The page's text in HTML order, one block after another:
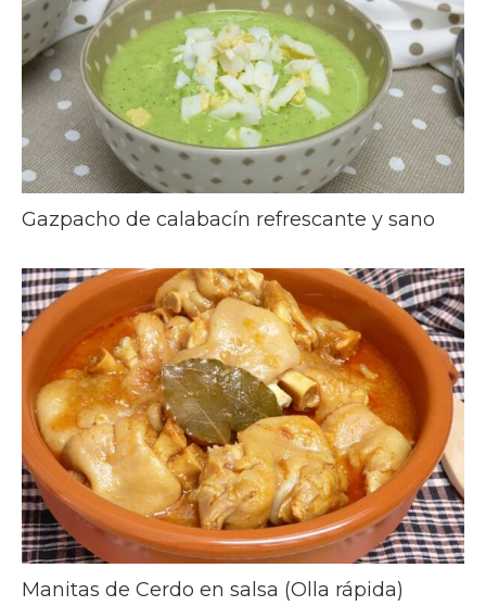
Gazpacho de calabacín refrescante y sano
Manitas de Cerdo en salsa (Olla rápida)